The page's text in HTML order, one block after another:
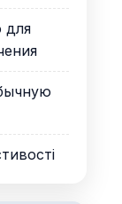
для